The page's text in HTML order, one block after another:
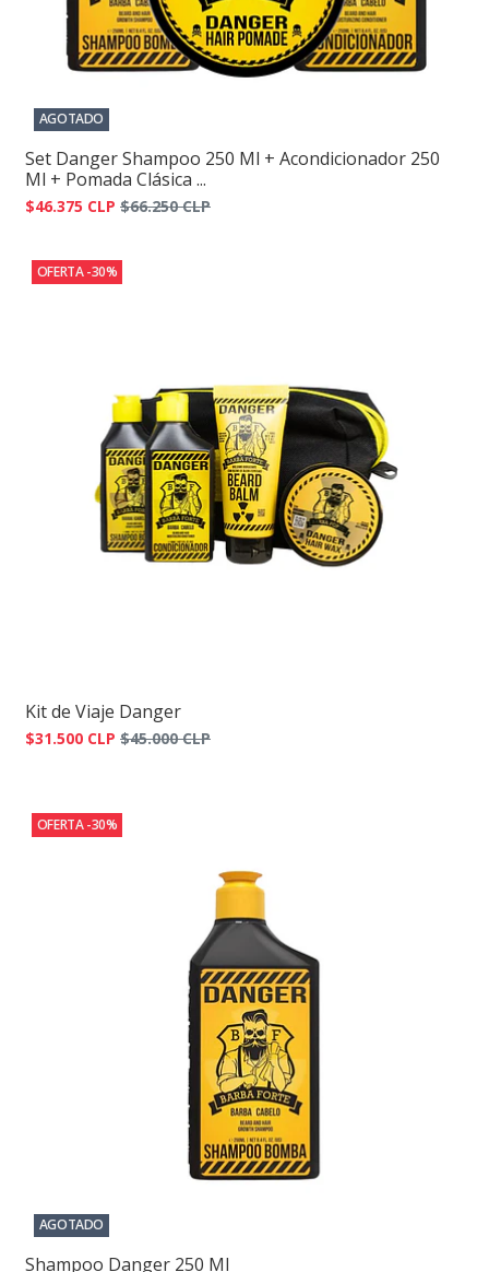
AGOTADO
Set Danger Shampoo 250 Ml + Acondicionador 250
Ml + Pomada Clásica ...
$46.375 CLP $66.250 CLP
OFERTA -30%
Kit de Viaje Danger
$31.500 CLP $45.000 CLP
OFERTA -30%
AGOTADO
Shampoo Danger 250 Ml